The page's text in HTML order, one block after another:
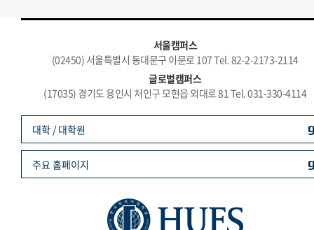
서울캠퍼스
(02450) 서울특별시 동대문구 이문로 107 Tel. 82-2-2173-2114
글로벌캠퍼스
(17035) 경기도 용인시 처인구 모현읍 외대로 81 Tel. 031-330-4114
대학 / 대학원
주요 홈페이지